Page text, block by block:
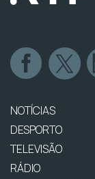
NOTÍCIAS
DESPORTO
TELEVISÃO
RÁDIO